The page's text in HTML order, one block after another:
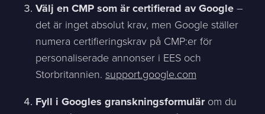
Välj en CMP som är certifierad av Google–
det är inget absolut krav, men Google ställer
numera certifieringskrav på CMP:er för
personaliserade annonser i EES och
Storbritannien. support.google.com
Fyll i Googles granskningsformulärom du